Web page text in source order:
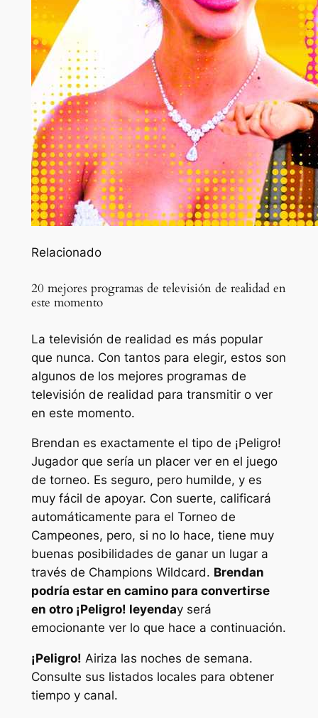
Relacionado
20 mejores programas de televisión de realidad en
este momento
La televisión de realidad es más popular
que nunca. Con tantos para elegir, estos son
algunos de los mejores programas de
televisión de realidad para transmitir o ver
en este momento.
Brendan es exactamente el tipo de ¡Peligro!
Jugador que sería un placer ver en el juego
de torneo. Es seguro, pero humilde, y es
muy fácil de apoyar. Con suerte, calificará
automáticamente para el Torneo de
Campeones, pero, si no lo hace, tiene muy
buenas posibilidades de ganar un lugar a
través de Champions Wildcard. Brendan
podría estar en camino para convertirse
en otro ¡Peligro! leyenday será
emocionante ver lo que hace a continuación.
¡Peligro! Airiza las noches de semana.
Consulte sus listados locales para obtener
tiempo y canal.